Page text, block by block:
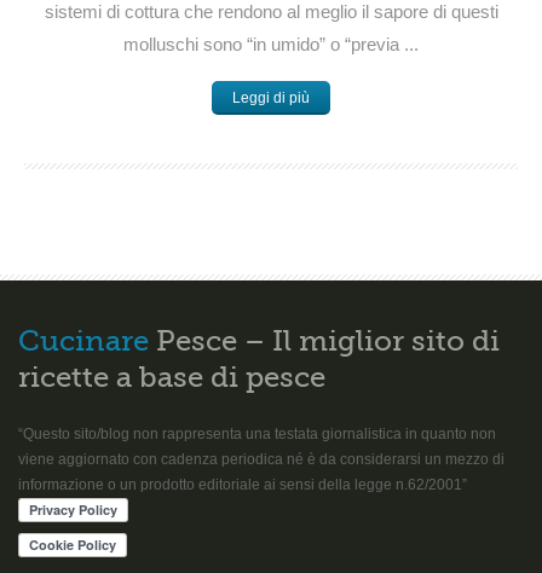
sistemi di cottura che rendono al meglio il sapore di questi
molluschi sono “in umido” o “previa ...
Leggi di più
Cucinare Pesce – Il miglior sito di
ricette a base di pesce
“Questo sito/blog non rappresenta una testata giornalistica in quanto non
viene aggiornato con cadenza periodica né è da considerarsi un mezzo di
informazione o un prodotto editoriale ai sensi della legge n.62/2001”